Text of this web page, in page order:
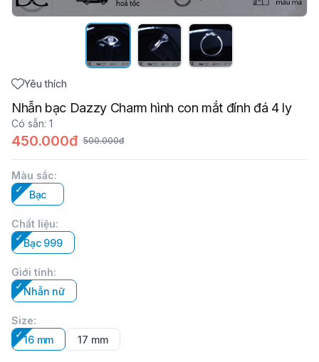
Yêu thích
Nhẫn bạc Dazzy Charm hình con mắt đính đá 4 ly
Có sẵn: 1
450.000đ 500.000đ
Màu sắc:
Bạc
Chất liệu:
Bạc 999
Giới tính:
Nhẫn nữ
Size:
16 mm
17 mm